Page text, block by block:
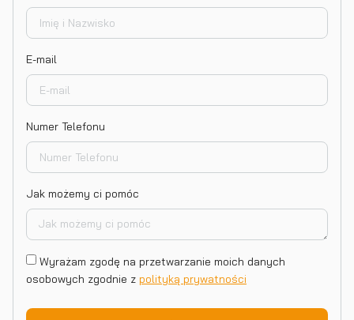
E-mail
Numer Telefonu
Jak możemy ci pomóc
Wyrażam zgodę na przetwarzanie moich danych
osobowych zgodnie z polityką prywatności